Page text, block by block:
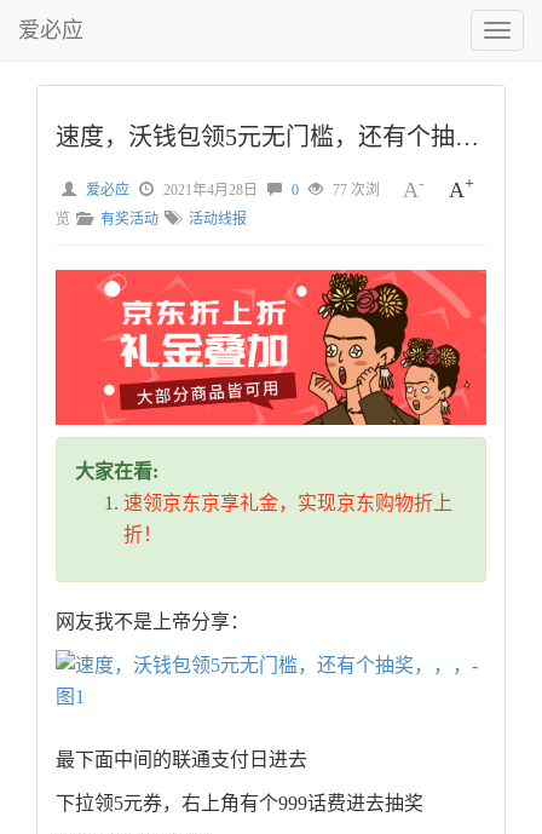
切
换
菜
爱必应
速度，沃钱包领5元无门槛，还有个抽奖，，，
A- A+
爱必应 2021年4月28日 0
77 次浏
览
有奖活动 活动线报
大家在看:
速领京东京享礼金，实现京东购物折上
折！
网友我不是上帝分享：
最下面中间的联通支付日进去
下拉领5元券，右上角有个999话费进去抽奖